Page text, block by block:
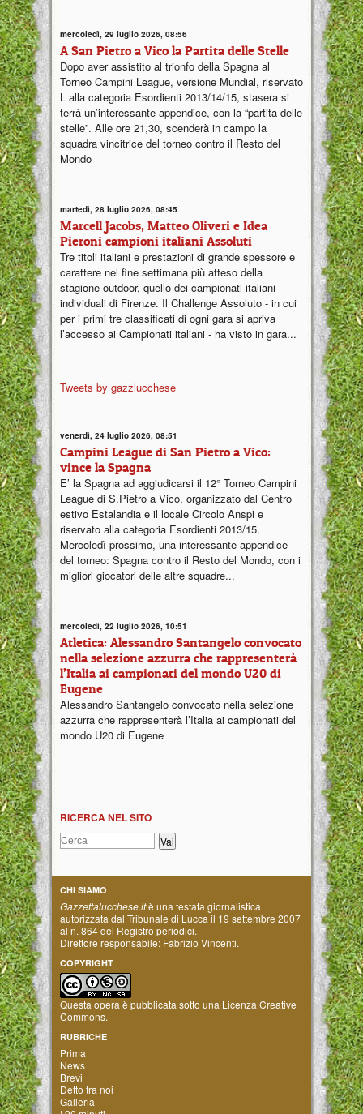
mercoledì, 29 luglio 2026, 08:56
A San Pietro a Vico la Partita delle Stelle
Dopo aver assistito al trionfo della Spagna al
Torneo Campini League, versione Mundial, riservato
L alla categoria Esordienti 2013/14/15, stasera si
terrà un’interessante appendice, con la “partita delle
stelle”. Alle ore 21,30, scenderà in campo la
squadra vincitrice del torneo contro il Resto del
Mondo
martedì, 28 luglio 2026, 08:45
Marcell Jacobs, Matteo Oliveri e Idea
Pieroni campioni italiani Assoluti
Tre titoli italiani e prestazioni di grande spessore e
carattere nel fine settimana più atteso della
stagione outdoor, quello dei campionati italiani
individuali di Firenze. Il Challenge Assoluto - in cui
per i primi tre classificati di ogni gara si apriva
l’accesso ai Campionati italiani - ha visto in gara...
Tweets by gazzlucchese
venerdì, 24 luglio 2026, 08:51
Campini League di San Pietro a Vico:
vince la Spagna
E’ la Spagna ad aggiudicarsi il 12° Torneo Campini
League di S.Pietro a Vico, organizzato dal Centro
estivo Estalandia e il locale Circolo Anspi e
riservato alla categoria Esordienti 2013/15.
Mercoledì prossimo, una interessante appendice
del torneo: Spagna contro il Resto del Mondo, con i
migliori giocatori delle altre squadre...
mercoledì, 22 luglio 2026, 10:51
Atletica: Alessandro Santangelo convocato
nella selezione azzurra che rappresenterà
l’Italia ai campionati del mondo U20 di
Eugene
Alessandro Santangelo convocato nella selezione
azzurra che rappresenterà l’Italia ai campionati del
mondo U20 di Eugene
RICERCA NEL SITO
CHI SIAMO
Gazzettalucchese.itè una testata giornalistica
autorizzata dal Tribunale di Lucca il 19 settembre 2007
al n. 864 del Registro periodici.
Direttore responsabile: Fabrizio Vincenti.
COPYRIGHT
Questa opera è pubblicata sotto una Licenza Creative
Commons.
RUBRICHE
Prima
News
Brevi
Detto tra noi
Galleria